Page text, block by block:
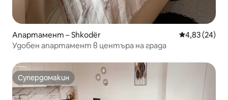
Апартамент – Shkodër Средна
4,83 (24)
Удобен апартамент в центъра на града
Супердомакин
Супердомакин